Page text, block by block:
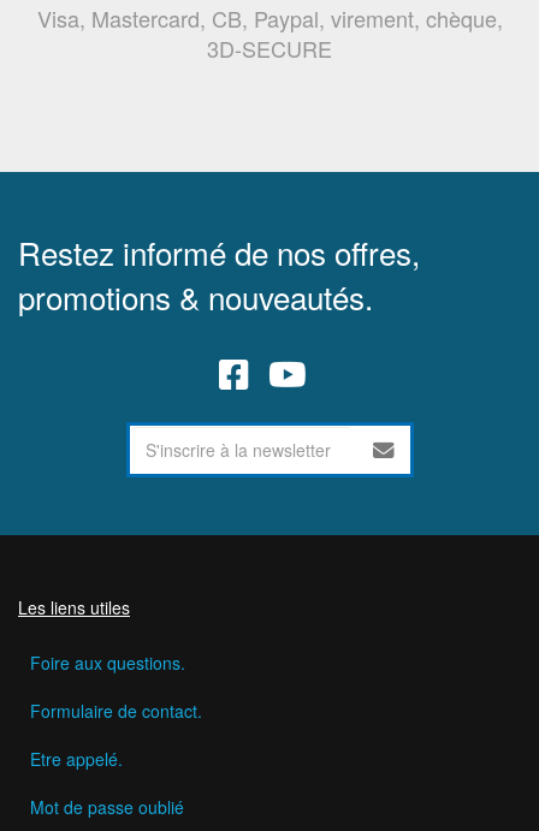
Visa, Mastercard, CB, Paypal, virement, chèque,
3D-SECURE
Restez informé de nos offres,
promotions & nouveautés.
Les liens utiles
Foire aux questions.
Formulaire de contact.
Etre appelé.
Mot de passe oublié